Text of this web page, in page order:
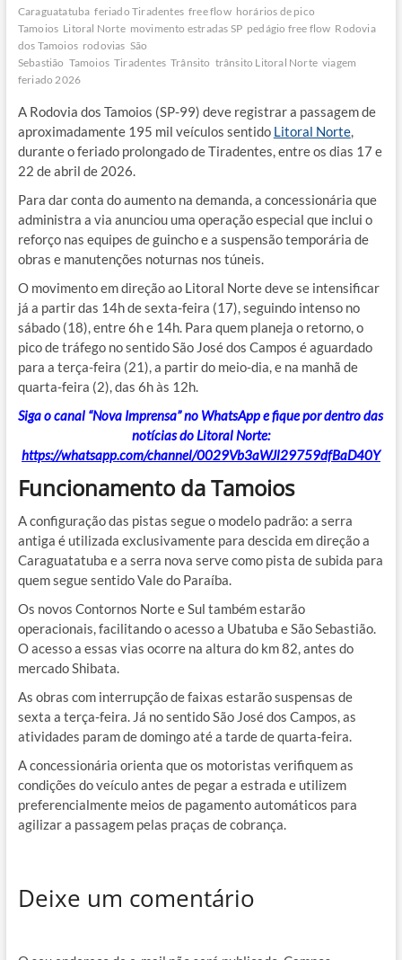
Caraguatatuba feriado Tiradentes free flow horários de pico
Tamoios Litoral Norte movimento estradas SP pedágio free flow Rodovia
dos Tamoios rodovias São
Sebastião Tamoios Tiradentes Trânsito trânsito Litoral Norte viagem
feriado 2026
A Rodovia dos Tamoios (SP-99) deve registrar a passagem de
aproximadamente 195 mil veículos sentido Litoral Norte,
durante o feriado prolongado de Tiradentes, entre os dias 17 e
22 de abril de 2026.
Para dar conta do aumento na demanda, a concessionária que
administra a via anunciou uma operação especial que inclui o
reforço nas equipes de guincho e a suspensão temporária de
obras e manutenções noturnas nos túneis.
O movimento em direção ao Litoral Norte deve se intensificar
já a partir das 14h de sexta-feira (17), seguindo intenso no
sábado (18), entre 6h e 14h. Para quem planeja o retorno, o
pico de tráfego no sentido São José dos Campos é aguardado
para a terça-feira (21), a partir do meio-dia, e na manhã de
quarta-feira (2), das 6h às 12h.
Siga o canal “Nova Imprensa” no WhatsApp e fique por dentro das
notícias do Litoral Norte:
https://whatsapp.com/channel/0029Vb3aWJl29759dfBaD40Y
Funcionamento da Tamoios
A configuração das pistas segue o modelo padrão: a serra
antiga é utilizada exclusivamente para descida em direção a
Caraguatatuba e a serra nova serve como pista de subida para
quem segue sentido Vale do Paraíba.
Os novos Contornos Norte e Sul também estarão
operacionais, facilitando o acesso a Ubatuba e São Sebastião.
O acesso a essas vias ocorre na altura do km 82, antes do
mercado Shibata.
As obras com interrupção de faixas estarão suspensas de
sexta a terça-feira. Já no sentido São José dos Campos, as
atividades param de domingo até a tarde de quarta-feira.
A concessionária orienta que os motoristas verifiquem as
condições do veículo antes de pegar a estrada e utilizem
preferencialmente meios de pagamento automáticos para
agilizar a passagem pelas praças de cobrança.
Deixe um comentário